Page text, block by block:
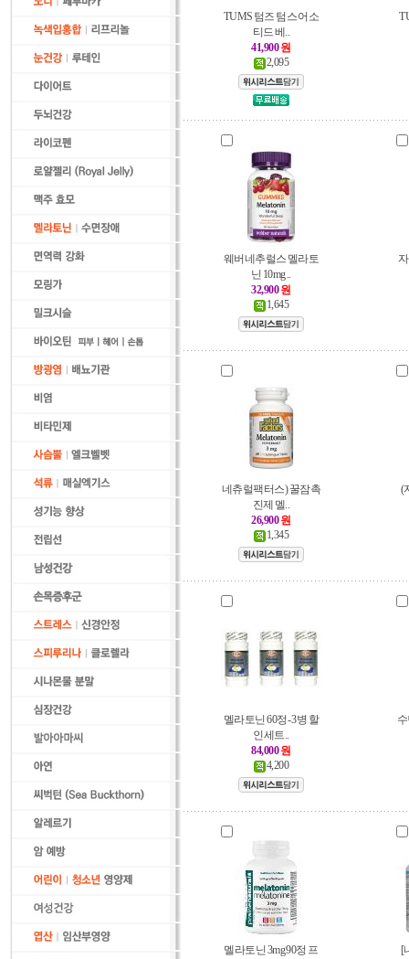
TUMS 텀즈 텀스 어소
티드 베..
41,900원
2,095
웨버네추럴스 멜라토
닌 10mg ..
32,900원
1,645
네츄럴팩터스) 꿀잠촉
진제 멜..
26,900원
1,345
(
멜라토닌 60정- 3병 할
인세트..
84,000원
4,200
멜라토닌 3mg 90정 프
[